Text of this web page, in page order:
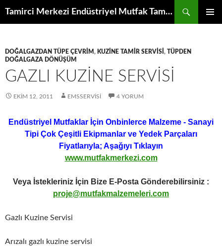
Tamirci Merkezi Endüstriyel Mutfak Tamiri Periyodik Bakımı Servisi
DOĞALGAZDAN TÜPE ÇEVRIM , KUZINE TAMIR SERVISI , TÜPDEN
DOĞALGAZA DÖNÜŞÜM
GAZLI KUZINE SERVISI
EKIM 12, 2011 EMSSERVISI 4 YORUM
Endüstriyel Mutfaklar İçin Onbinlerce Malzeme - Sanayi
Tipi Çok Çeşitli Ekipmanlar ve Yedek Parçaları
Fiyatlarıyla; Aşağıyı Tıklayın
www.mutfakmerkezi.com
Veya İstekleriniz İçin Bize E-Posta Gönderebilirsiniz :
proje@mutfakmalzemeleri.com
Gazlı Kuzine Servisi
Arızalı gazlı kuzine servisi